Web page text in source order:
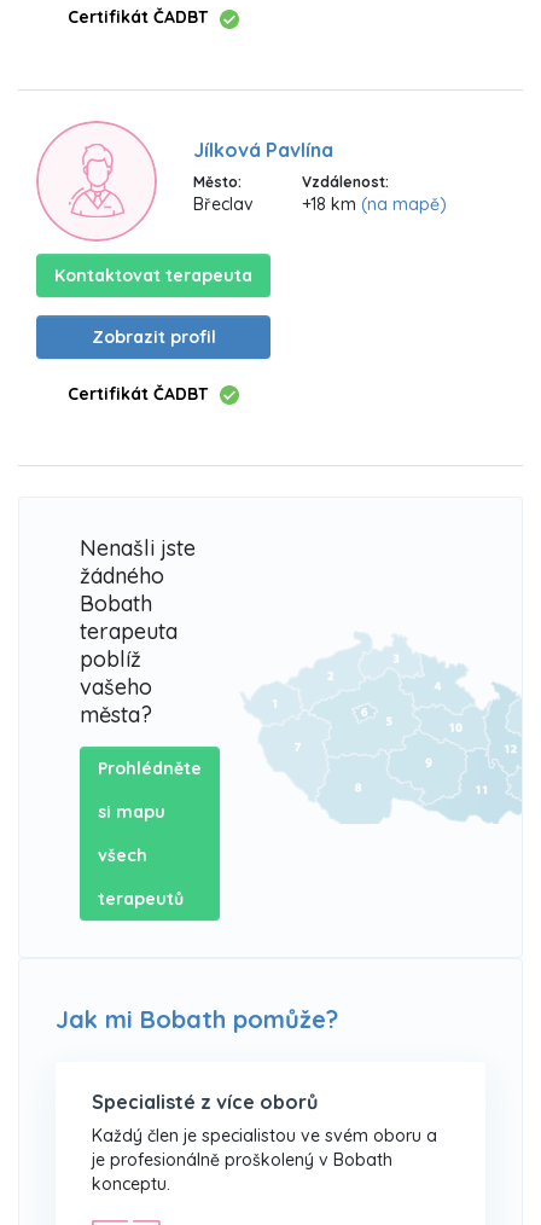
Certifikát ČADBT
Jílková Pavlína
Město:
Břeclav
Vzdálenost:
+18 km (na mapě)
Kontaktovat terapeuta
Zobrazit profil
Certifikát ČADBT
Nenašli jste
žádného
Bobath
terapeuta
poblíž
vašeho
města?
Prohlédněte
si mapu
všech
terapeutů
Jak mi Bobath pomůže?
Specialisté z více oborů
Každý člen je specialistou ve svém oboru a
je profesionálně proškolený v Bobath
konceptu.